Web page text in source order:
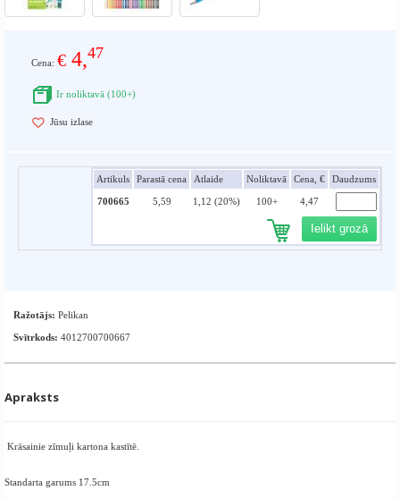
Cena: € 4,47
Ir noliktavā (100+)
Jūsu izlase
Artikuls Parastā cena Atlaide Noliktavā Cena, € Daudzums
700665 5,59 1,12 (20%) 100+ 4,47
Ielikt grozā
Ražotājs: Pelikan
Svītrkods: 4012700700667
Apraksts
Krāsainie zīmuļi kartona kastītē.
Standarta garums 17.5cm